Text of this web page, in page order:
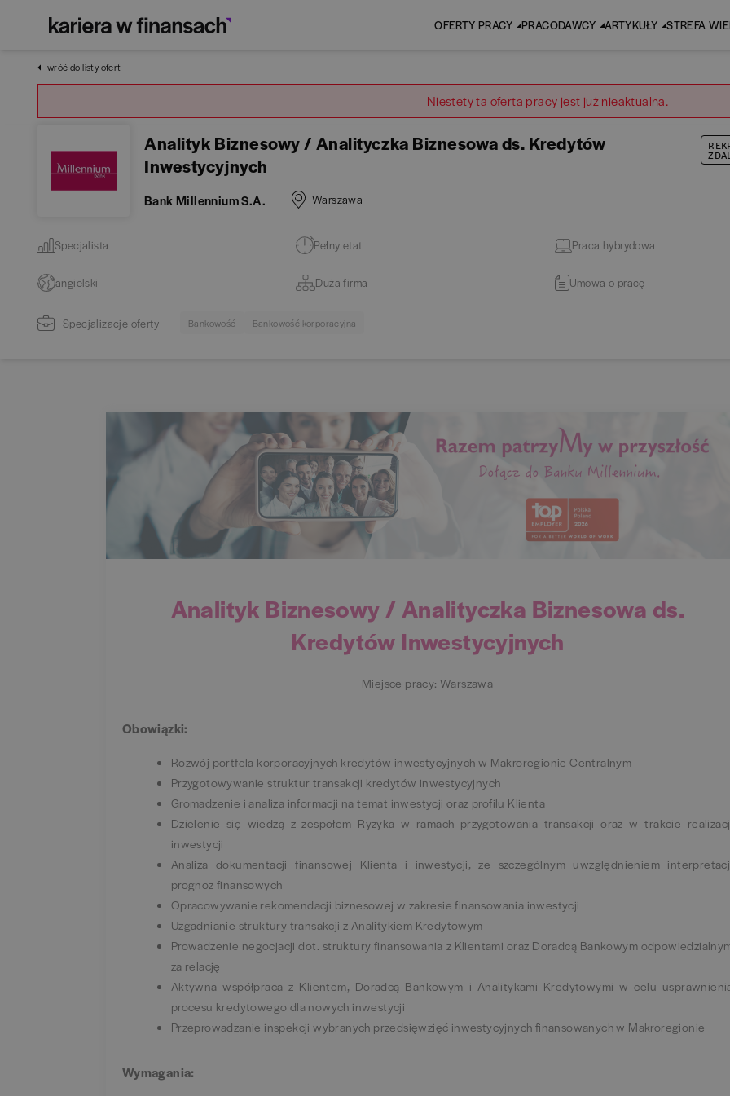
OFERTY PRACY PRACODAWCY ARTYKUŁY STREFA
wróć do listy ofert
Niestety ta oferta pracy jest już nieaktualna.
Analityk Biznesowy / Analityczka Biznesowa ds. Kredytów
Inwestycyjnych
Bank Millennium S.A. Warszawa
Specjalista Pełny etat Praca hybrydowa
angielski Duża firma Umowa o pracę
Specjalizacje oferty Bankowość Bankowość korporacyjna
Analityk Biznesowy / Analityczka Biznesowa ds.
Kredytów Inwestycyjnych
Miejsce pracy: Warszawa
Obowiązki:
Rozwój portfela korporacyjnych kredytów inwestycyjnych w Makroregionie Centralnym
Przygotowywanie struktur transakcji kredytów inwestycyjnych
Gromadzenie i analiza informacji na temat inwestycji oraz profilu Klienta
Dzielenie się wiedzą z zespołem Ryzyka w ramach przygotowania transakcji oraz w trakcie
inwestycji
Analiza dokumentacji finansowej Klienta i inwestycji, ze szczególnym uwzględnieniem
prognoz finansowych
Opracowywanie rekomendacji biznesowej w zakresie finansowania inwestycji
Uzgadnianie struktury transakcji z Analitykiem Kredytowym
Prowadzenie negocjacji dot. struktury finansowania z Klientami oraz Doradcą Bankowym
za relację
Aktywna współpraca z Klientem, Doradcą Bankowym i Analitykami Kredytowymi w celu
procesu kredytowego dla nowych inwestycji
Przeprowadzanie inspekcji wybranych przedsięwzięć inwestycyjnych finansowanych w Makroregionie
Wymagania: